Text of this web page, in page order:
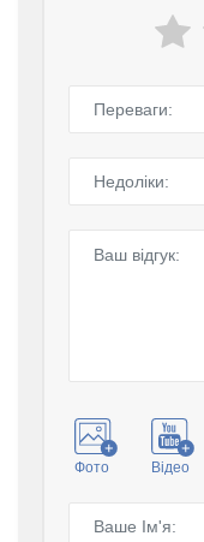
Фото Відео